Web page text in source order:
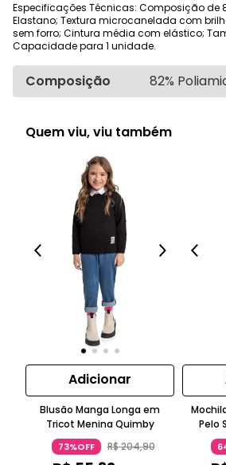
Especificações Técnicas: Composição de
Elastano; Textura microcanelada com
sem forro; Cintura média com elástico;
Capacidade para 1 unidade.
Composição 82%
Quem viu, viu também
Adicionar
Blusão Manga Longa em
Tricot Menina Quimby
73%OFF R$204,90
Pelo